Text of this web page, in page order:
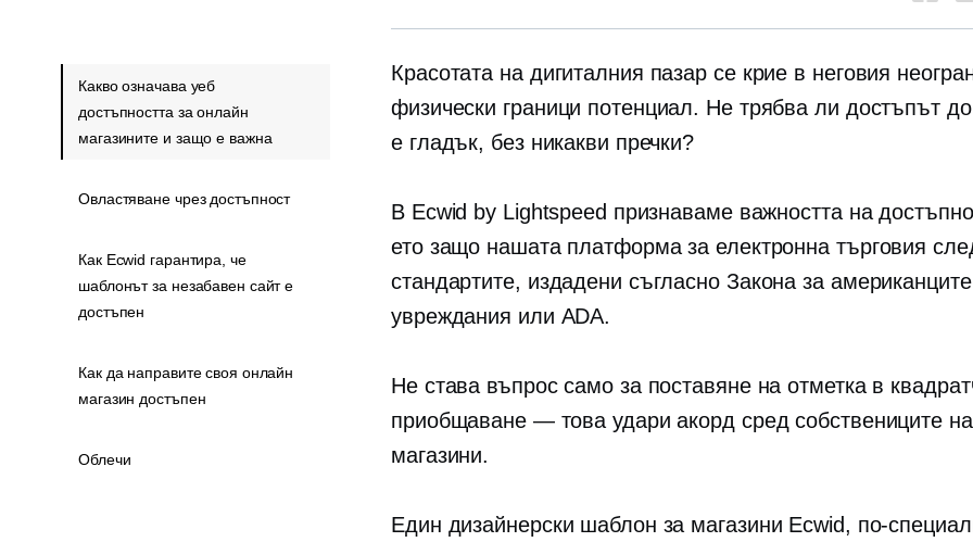
Красотата на дигиталния пазар се крие в неговия
физически граници потенциал. Не трябва ли достъпът
е гладък, без никакви пречки?
В Ecwid by Lightspeed признаваме важността на
ето защо нашата платформа за електронна търговия
стандартите, издадени съгласно Закона за
увреждания или ADA.
Не става въпрос само за поставяне на отметка в
приобщаване — това удари акорд сред собствениците
магазини.
Един дизайнерски шаблон за магазини Ecwid, по-
Какво означава уеб
достъпността за онлайн
магазините и защо е важна
Овластяване чрез достъпност
Как Ecwid гарантира, че
шаблонът за незабавен сайт е
достъпен
Как да направите своя онлайн
магазин достъпен
Облечи